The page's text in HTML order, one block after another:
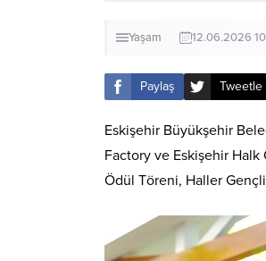
Yaşam 12.06.2026
Paylaş Tweetle
Eskişehir Büyükşehir
Factory ve Eskişehir Halk
Ödül Töreni, Haller